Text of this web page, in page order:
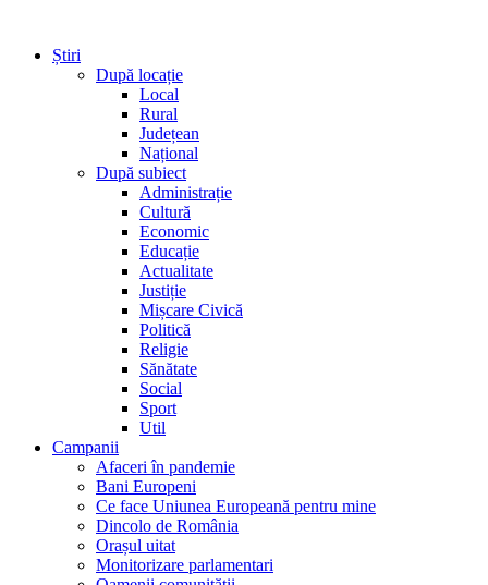
Știri
După locație
Local
Rural
Județean
Național
După subiect
Administrație
Cultură
Economic
Educație
Actualitate
Justiție
Mișcare Civică
Politică
Religie
Sănătate
Social
Sport
Util
Campanii
Afaceri în pandemie
Bani Europeni
Ce face Uniunea Europeană pentru mine
Dincolo de România
Orașul uitat
Monitorizare parlamentari